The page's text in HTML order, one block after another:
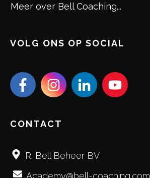
Meer over Bell Coaching...
VOLG ONS OP SOCIAL
CONTACT
R. Bell Beheer BV